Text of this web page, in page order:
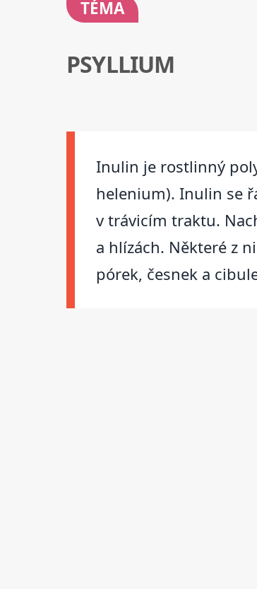
TÉMA
PSYLLIUM
Inulin je rostlinný
helenium). Inulin se
v trávicím traktu.
a hlízách. Některé z
pórek, česnek a